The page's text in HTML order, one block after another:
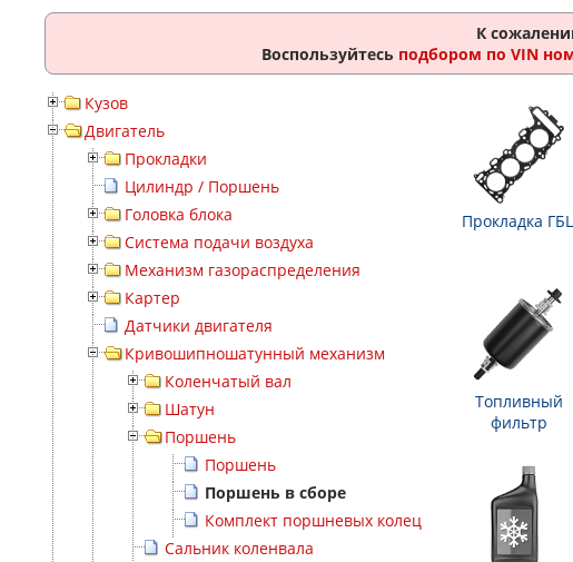
К
Воспользуйтесь подбором по VIN
Кузов
Двигатель
Прокладки
Цилиндр / Поршень
Головка блока
Система подачи воздуха
Механизм газораспределения
Картер
Датчики двигателя
Кривошипношатунный механизм
Коленчатый вал
Шатун
Поршень
Поршень
Поршень в сборе
Комплект поршневых колец
Сальник коленвала
Прокладка
Топливный
фильтр